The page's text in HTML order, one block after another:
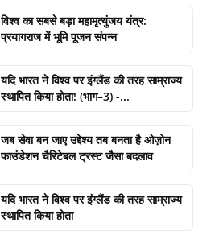
विश्व का सबसे बड़ा महामृत्युंजय यंत्र:
प्रयागराज में भूमि पूजन संपन्न
यदि भारत ने विश्व पर इंग्लैंड की तरह साम्राज्य
स्थापित किया होता! (भाग–3) -...
जब सेवा बन जाए उद्देश्य तब बनता है ओज़ोन
फाउंडेशन चैरिटेबल ट्रस्ट जैसा बदलाव
यदि भारत ने विश्व पर इंग्लैंड की तरह साम्राज्य
स्थापित किया होता